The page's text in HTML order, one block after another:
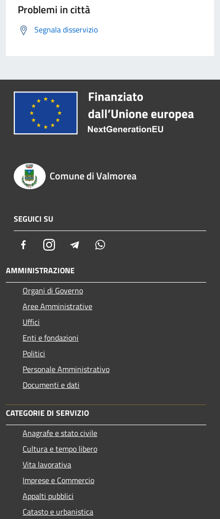
Problemi in città
Segnala disservizio
Comune di Valmorea
SEGUICI SU
FacebookInstagram Telegram
AMMINISTRAZIONE
Organi di Governo
Aree Amministrative
Uffici
Enti e fondazioni
Politici
Personale Amministrativo
Documenti e dati
CATEGORIE DI SERVIZIO
Anagrafe e stato civile
Cultura e tempo libero
Vita lavorativa
Imprese e Commercio
Appalti pubblici
Catasto e urbanistica